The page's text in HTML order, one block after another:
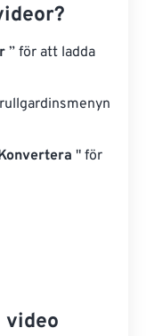
” för att ladda
" för